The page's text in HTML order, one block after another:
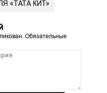
«ТАТА КИТ»
Обязательные